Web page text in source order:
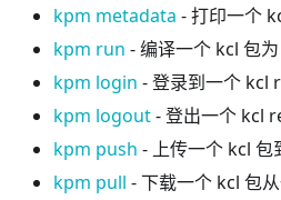
kpm metadata - 打印一个
kpm run - 编译一个 kcl 包
kpm login - 登录到一个 kcl
kpm logout- 登出一个 kcl
kpm push - 上传一个 kcl
kpm pull - 下载一个 kcl 包